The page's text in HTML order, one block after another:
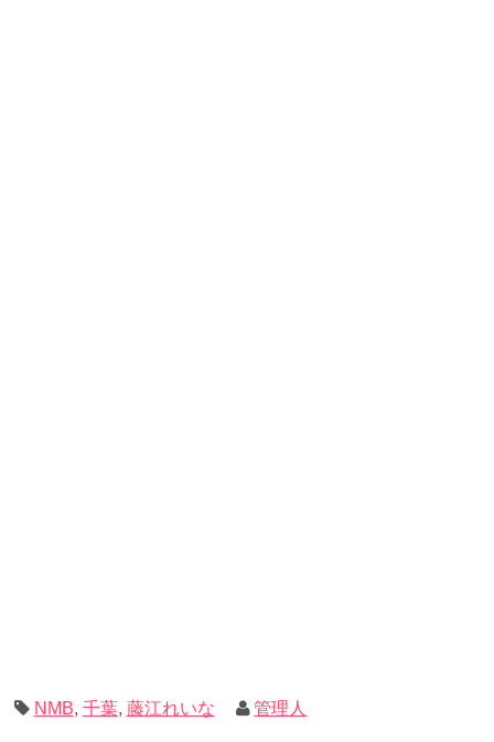
NMB, 千葉, 藤江れいな 管理人